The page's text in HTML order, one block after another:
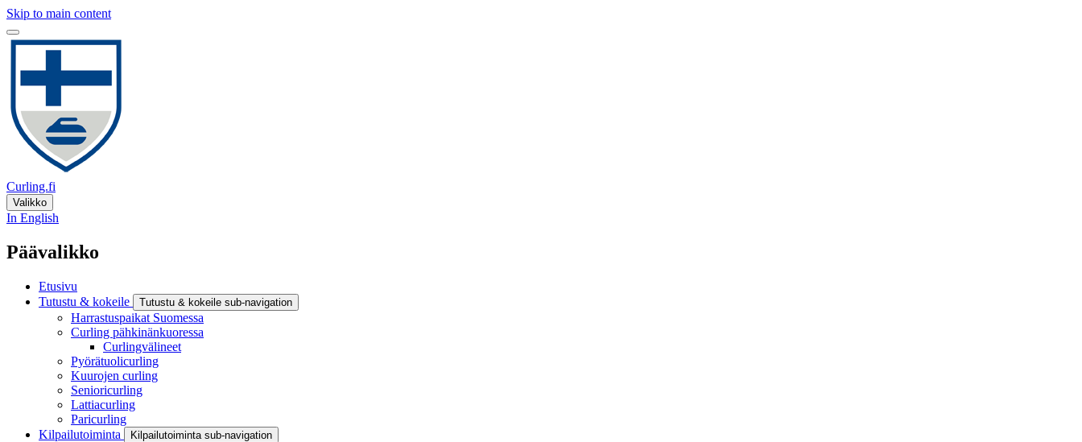
Skip to main content
Curling.fi
Valikko
In English
Päävalikko
Etusivu
Tutustu & kokeile
Tutustu & kokeile sub-navigation
Harrastuspaikat Suomessa
Curling pähkinänkuoressa
Curlingvälineet
Pyörätuolicurling
Kuurojen curling
Senioricurling
Lattiacurling
Paricurling
Kilpailutoiminta
Kilpailutoiminta sub-navigation